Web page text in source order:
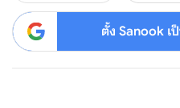
ตั้ง Sanook เ